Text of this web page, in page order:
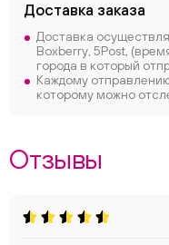
Доставка заказа
Доставка
Boxberry, 5Post,
города в который
Каждому
которому можно
Отзывы